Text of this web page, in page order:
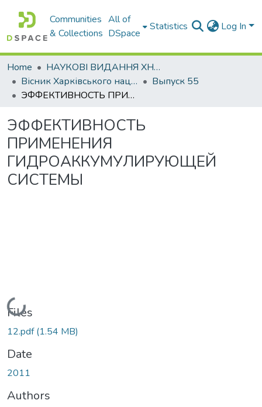
Communities
& Collections
All of
DSpace
Statistics Log In
Home
НАУКОВІ ВИДАННЯ ХНАДУ
Вісник Харківського національного автомобільно-дорожнього університету / Вестник Харьковского национального автомобильно-дорожного университета
Выпуск 55
ЭФФЕКТИВНОСТЬ ПРИМЕНЕНИЯ ГИДРОАККУМУЛИРУЮЩЕЙ СИСТЕМЫ
ЭФФЕКТИВНОСТЬ
ПРИМЕНЕНИЯ
ГИДРОАККУМУЛИРУЮЩЕЙ
СИСТЕМЫ
Loading...
Files
12.pdf(1.54 MB)
Date
2011
Authors